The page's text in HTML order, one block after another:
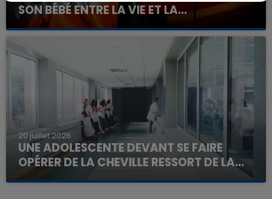
SON BÉBÉ ENTRE LA VIE ET LA...
Un homme s'est immolé par le feu après avoir
aspergé sa compagne et leur bébé de trois mois
d'un liquide inflammable.
20 juillet 2026
UNE ADOLESCENTE DEVANT SE FAIRE
OPÉRER DE LA CHEVILLE RESSORT DE LA...
La famille a porté plainte contre la clinique qui a